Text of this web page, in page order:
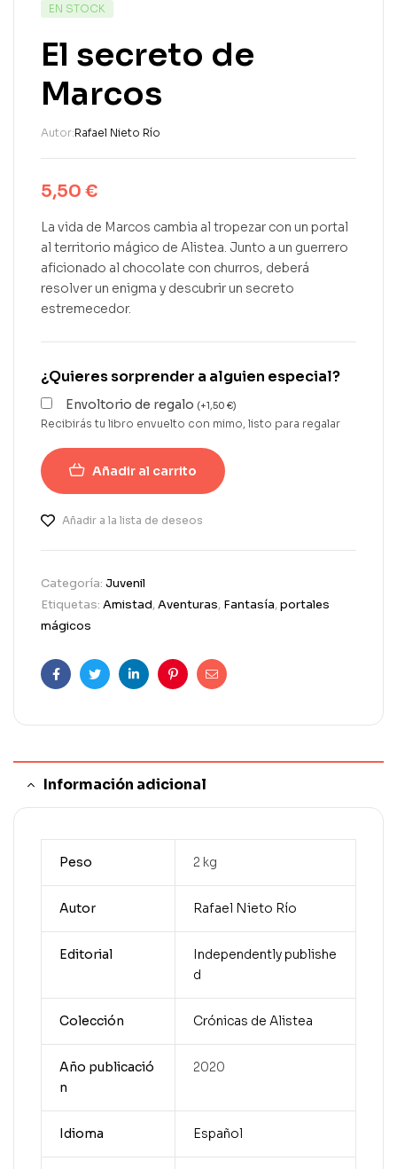
EN STOCK
El secreto de
Marcos
Autor:Rafael Nieto Río
5,50 €
La vida de Marcos cambia al tropezar con un portal
al territorio mágico de Alistea. Junto a un guerrero
aficionado al chocolate con churros, deberá
resolver un enigma y descubrir un secreto
estremecedor.
¿Quieres sorprender a alguien especial?
Envoltorio de regalo (+1,50 €)
Recibirás tu libro envuelto con mimo, listo para regalar
Añadir al carrito
Añadir a la lista de deseos
Categoría: Juvenil
Etiquetas: Amistad,Aventuras, Fantasía,portales
mágicos
FacebookTwitterLinkedinPinterestCorreo
Información adicional
Peso 2 kg
Autor Rafael Nieto Río
Editorial
Independently publishe
d
Colección Crónicas de Alistea
Año publicació
n
2020
Idioma Español